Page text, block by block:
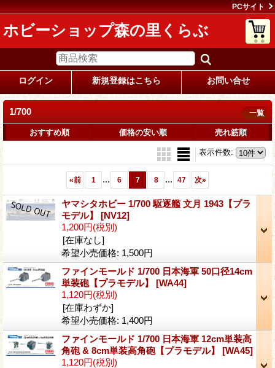
PCサイト
ホビーショップ森の里くらぶ
ログイン 新規登録はこちら お問い合せ
1/700 一覧
おすすめ順 価格の安い順 売れ筋順
表示件数:
«前 1 ... 6 7 8 ... 47 次»
ヤマシタホビー 1/700 駆逐艦 文月 1943【プラ
モデル】 [NV12]
1,200円(税別)
[在庫なし]
希望小売価格: 1,500円
ファインモールド 1/700 日本海軍 50口径14cm
単装砲【プラモデル】 [WA44]
1,120円(税別)
[在庫わずか]
希望小売価格: 1,400円
ファインモールド 1/700 日本海軍 12cm単装高
角砲 & 8cm単装高角砲【プラモデル】 [WA45]
1,120円(税別)